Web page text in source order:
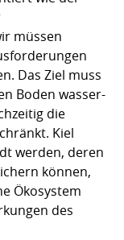
müssen
Das Ziel muss
Boden wasser-
die
Kiel
werden, deren
können,
Ökosystem
des